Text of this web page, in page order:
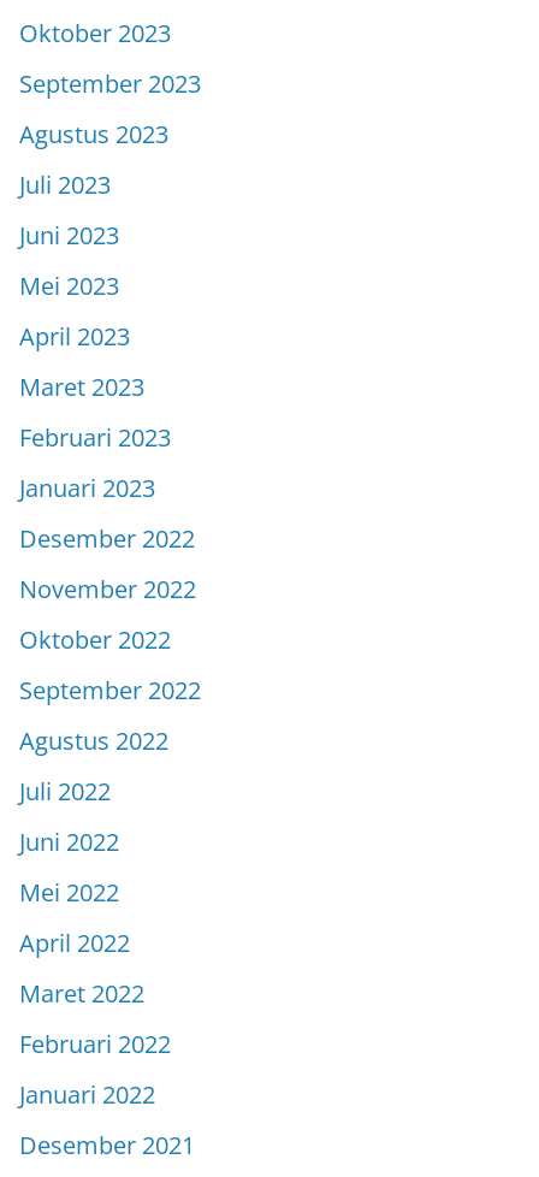
Oktober 2023
September 2023
Agustus 2023
Juli 2023
Juni 2023
Mei 2023
April 2023
Maret 2023
Februari 2023
Januari 2023
Desember 2022
November 2022
Oktober 2022
September 2022
Agustus 2022
Juli 2022
Juni 2022
Mei 2022
April 2022
Maret 2022
Februari 2022
Januari 2022
Desember 2021